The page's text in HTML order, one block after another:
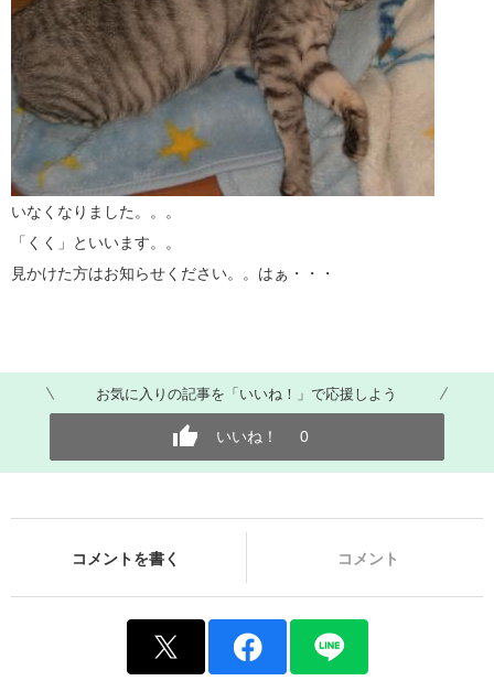
いなくなりました。。。
「くく」といいます。。
見かけた方はお知らせください。。はぁ・・・
お気に入りの記事を「いいね！」で応援しよう
いいね！ 0
コメントを書く コメント